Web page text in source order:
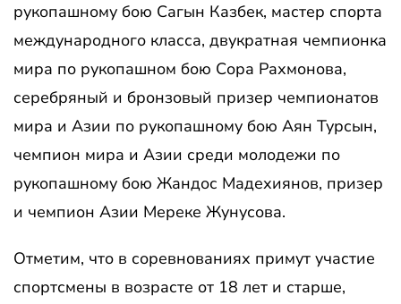
рукопашному бою Сагын Казбек, мастер спорта
международного класса, двукратная чемпионка
мира по рукопашном бою Сора Рахмонова,
серебряный и бронзовый призер чемпионатов
мира и Азии по рукопашному бою Аян Турсын,
чемпион мира и Азии среди молодежи по
рукопашному бою Жандос Мадехиянов, призер
и чемпион Азии Мереке Жунусова.
Отметим, что в соревнованиях примут участие
спортсмены в возрасте от 18 лет и старше,